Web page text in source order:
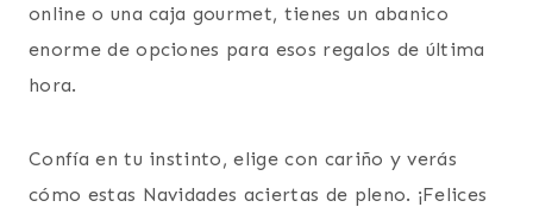
online o una caja gourmet, tienes un abanico
enorme de opciones para esos regalos de última
hora.
Confía en tu instinto, elige con cariño y verás
cómo estas Navidades aciertas de pleno. ¡Felices